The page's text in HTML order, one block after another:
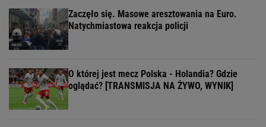
Zaczęło się. Masowe aresztowania na Euro.
Natychmiastowa reakcja policji
O której jest mecz Polska - Holandia? Gdzie
oglądać? [TRANSMISJA NA ŻYWO, WYNIK]